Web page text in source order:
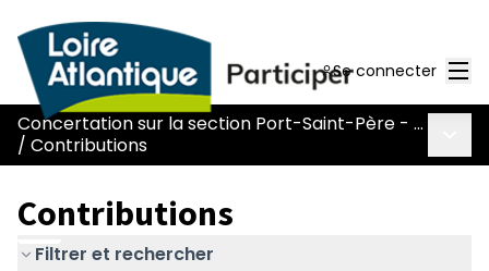
Se connecter
Concertation sur la section Port-Saint-Père - Le Pont Béranger de la route Nantes-Pornic
/ Contributions
Contributions
Filtrer et rechercher